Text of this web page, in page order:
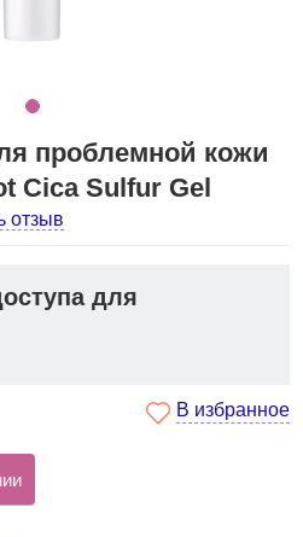
проблемной кожи
Cica Sulfur Gel
отзыв
для
В избранное